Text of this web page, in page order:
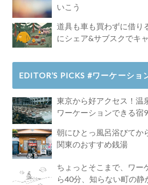
いこう
道具も車も買わずに借り
にシェア&サブスクでキ
EDITOR’S PICKS #ワーケーショ
東京から好アクセス！温
ワーケーションできる宿
朝にひとっ風呂浴びてか
関東のおすすめ銭湯
ちょっとそこまで、ワー
ら40分、知らない町の静